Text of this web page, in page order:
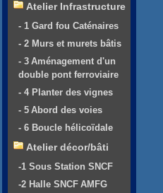
Atelier Infrastructure
- 1 Gard fou Caténaires
- 2 Murs et murets bâtis
- 3 Aménagement d'un
double pont ferroviaire
- 4 Planter des vignes
- 5 Abord des voies
- 6 Boucle hélicoïdale
Atelier décor/bâti
-1 Sous Station SNCF
-2 Halle SNCF AMFG